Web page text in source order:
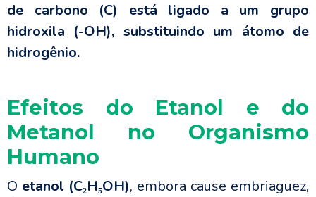
de carbono (C) está ligado a um grupo
hidroxila (-OH), substituindo um átomo de
hidrogênio.
Efeitos do Etanol e do
Metanol no Organismo
Humano
O etanol (C₂H₅OH), embora cause embriaguez,